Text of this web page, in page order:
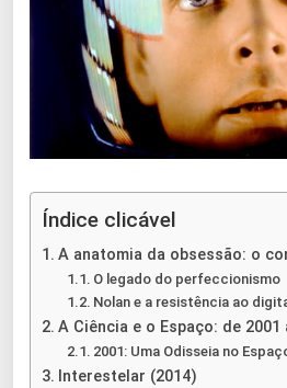
Índice clicável
A anatomia da obsessão: o
O legado do perfeccionismo
Nolan e a resistência ao
A Ciência e o Espaço: de
2001: Uma Odisseia no
Interestelar (2014)